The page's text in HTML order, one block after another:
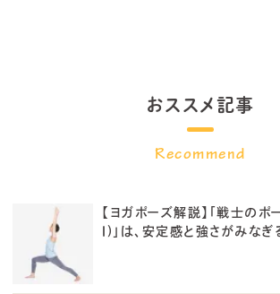
おススメ記事
【ヨガポーズ解説】「戦士の
Ⅰ)」は、安定感と強さがみな